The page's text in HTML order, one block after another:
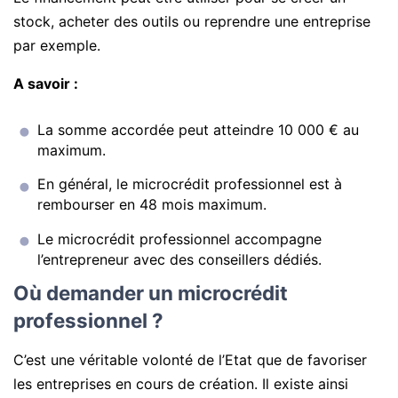
stock, acheter des outils ou reprendre une entreprise
par exemple.
A savoir :
La somme accordée peut atteindre 10 000 € au
maximum.
En général, le microcrédit professionnel est à
rembourser en 48 mois maximum.
Le microcrédit professionnel accompagne
l’entrepreneur avec des conseillers dédiés.
Où demander un microcrédit
professionnel ?
C’est une véritable volonté de l’Etat que de favoriser
les entreprises en cours de création. Il existe ainsi